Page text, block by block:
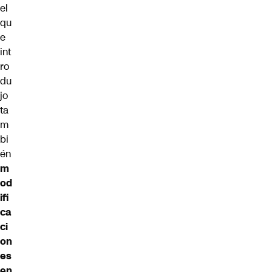
el
qu
e
int
ro
du
jo
ta
m
bi
én
m
od
ifi
ca
ci
on
es